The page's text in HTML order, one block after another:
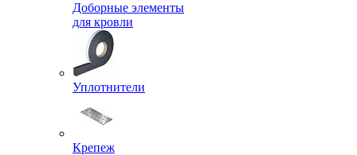
Доборные элементы
для кровли
Уплотнители
Крепеж